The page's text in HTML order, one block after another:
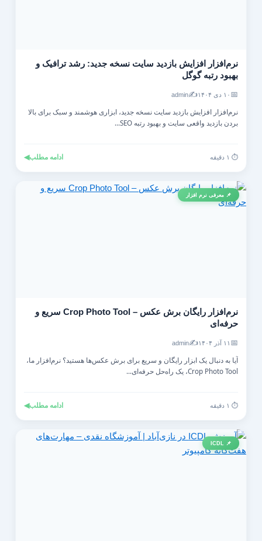
نرم‌افزار افزایش بازدید سایت نسخه جدید: رشد ترافیک و
بهبود رتبه گوگل
۱۰ دی ۱۴۰۴ ✍️
admin
نرم‌افزار افزایش بازدید سایت نسخه جدید، ابزاری هوشمند و سبک برای بالا
بردن بازدید واقعی سایت و بهبود رتبه SEO...
ادامه مطلب◀
📌 معرفی نرم افزار
نرم‌افزار رایگان برش عکس – Crop Photo Tool سریع و
حرفه‌ای
۱۱ آذر ۱۴۰۴ ✍️
admin
آیا به دنبال یک ابزار رایگان و سریع برای برش عکس‌ها هستید؟ نرم‌افزار ما،
Crop Photo Tool، یک راه‌حل حرفه‌ای...
ادامه مطلب◀
📌 ICDL